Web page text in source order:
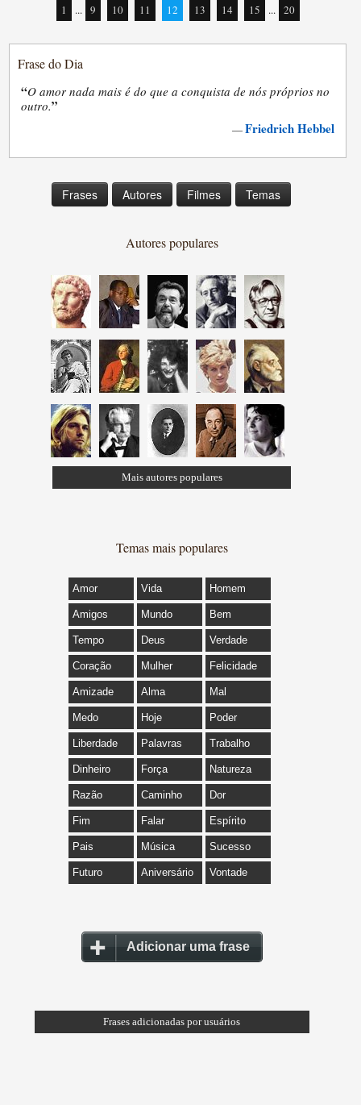
1 ... 9 10 11 12 13 14 15 ... 20
Frase do Dia
“O amor nada mais é do que a conquista de nós próprios no
outro.”
—Friedrich Hebbel
Frases Autores Filmes Temas
Autores populares
Mais autores populares
Temas mais populares
Amor Vida Homem
Amigos Mundo Bem
Tempo Deus Verdade
Coração Mulher Felicidade
Amizade Alma Mal
Medo Hoje Poder
Liberdade Palavras Trabalho
Dinheiro Força Natureza
Razão Caminho Dor
Fim Falar Espírito
Pais Música Sucesso
Futuro Aniversário Vontade
Adicionar uma frase
Frases adicionadas por usuários